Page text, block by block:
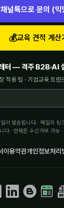
채널톡으로 문의 (익
💰교육 견적 계산
터 — 격주 B2B·AI
적용 팁 · 기업교육 트
이 발송됩니다 · 메일의
다 · 언제든 수신거부 가능 ·
이용약관개인정보처리